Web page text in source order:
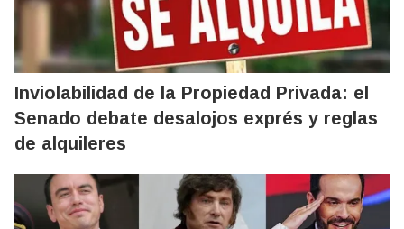
Inviolabilidad de la Propiedad Privada: el
Senado debate desalojos exprés y reglas
de alquileres